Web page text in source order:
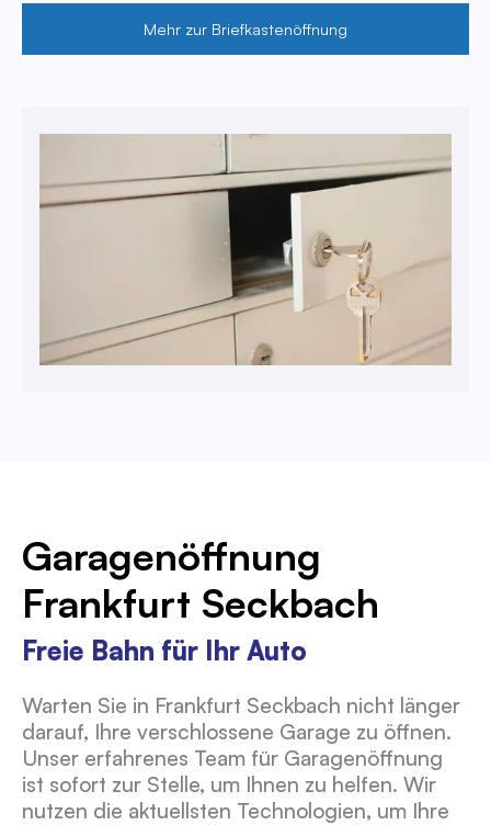
Mehr zur Briefkastenöffnung
Garagenöffnung
Frankfurt Seckbach
Freie Bahn für Ihr Auto
Warten Sie in Frankfurt Seckbach nicht länger
darauf, Ihre verschlossene Garage zu öffnen.
Unser erfahrenes Team für Garagenöffnung
ist sofort zur Stelle, um Ihnen zu helfen. Wir
nutzen die aktuellsten Technologien, um Ihre